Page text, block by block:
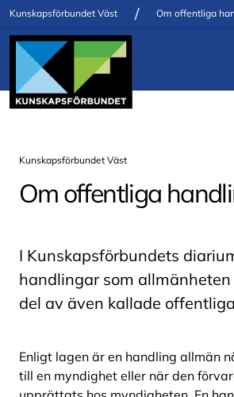
Kunskapsförbundet Väst / Om offentliga
Kunskapsförbundet Väst
Om offentliga
I Kunskapsförbundets
handlingar som
del av även kallade
Enligt lagen är en handling allmän
till en myndighet eller när den